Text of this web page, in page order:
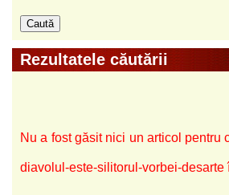
Rezultatele căutării
Nu a fost găsit nici un articol pentru
diavolul-este-silitorul-vorbei-desarte